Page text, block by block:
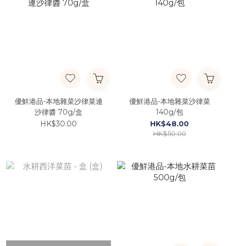
優鮮港品-本地雜菜沙律菜連
沙律醬 70g/盒
HK$30.00
優鮮港品-本地雜菜沙律菜
140g/包
HK$48.00
HK$50.00